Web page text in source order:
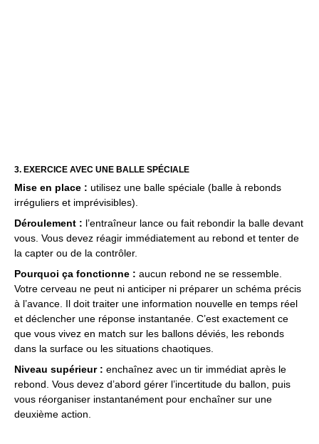
3. EXERCICE AVEC UNE BALLE SPÉCIALE
Mise en place : utilisez une balle spéciale (balle à rebonds
irréguliers et imprévisibles).
Déroulement : l’entraîneur lance ou fait rebondir la balle devant
vous. Vous devez réagir immédiatement au rebond et tenter de
la capter ou de la contrôler.
Pourquoi ça fonctionne : aucun rebond ne se ressemble.
Votre cerveau ne peut ni anticiper ni préparer un schéma précis
à l’avance. Il doit traiter une information nouvelle en temps réel
et déclencher une réponse instantanée. C’est exactement ce
que vous vivez en match sur les ballons déviés, les rebonds
dans la surface ou les situations chaotiques.
Niveau supérieur : enchaînez avec un tir immédiat après le
rebond. Vous devez d’abord gérer l’incertitude du ballon, puis
vous réorganiser instantanément pour enchaîner sur une
deuxième action.